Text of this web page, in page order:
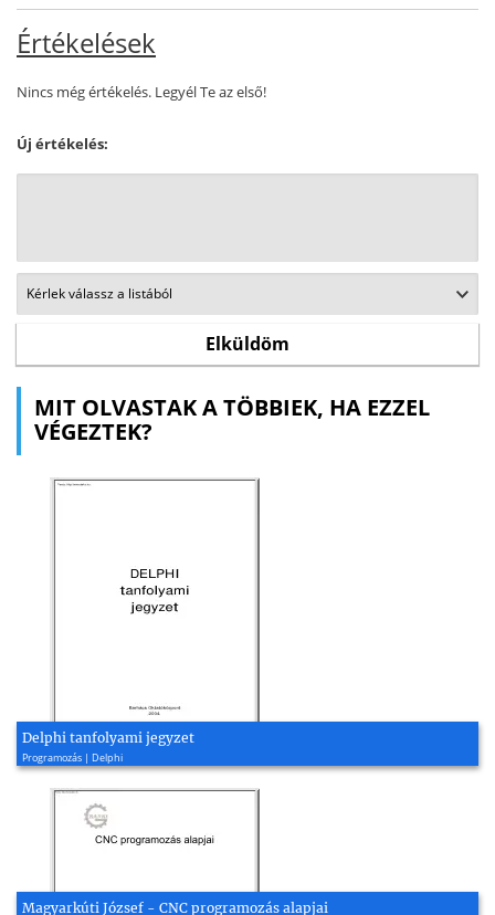
Értékelések
Nincs még értékelés. Legyél Te az első!
Új értékelés:
MIT OLVASTAK A TÖBBIEK, HA EZZEL
VÉGEZTEK?
Delphi tanfolyami jegyzet
Programozás | Delphi
Magyarkúti József - CNC programozás alapjai